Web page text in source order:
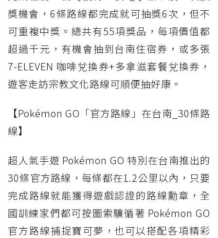
獎機會，6條路線都完成就可抽獎6次，但不
可重複中獎。總共有55項獎品，每項價值都
超過千元，有機會抽到台南住宿券，或多張
7-ELEVEN 咖啡兌換券+多拿滋套餐兌換券，
遊客走訪宗教文化路線可順便抽好康。
【Pokémon GO「官方路線」在台南_30條路
線】
超人氣手遊 Pokémon GO 特別在台南推出的
30條官方路線，每條都在1.2公里以內，只要
完成路線就能獲得遊戲認證的路線勳章，全
國訓練家們都可按圖索驥循著 Pokémon GO
官方路線捕捉寶可夢，也可以搭配各項精彩